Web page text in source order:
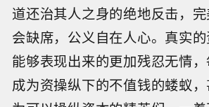
道还治其人之身的绝地反击，
会缺席，公义自在人心。真实
能够表现出来的更加残忍无情
成为资操纵下的不值钱的蝼蚁